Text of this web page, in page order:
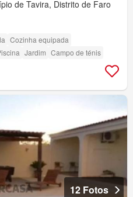
de Tavira, Distrito de Faro
Cozinha equipada
Jardim Campo de ténis
12 Fotos